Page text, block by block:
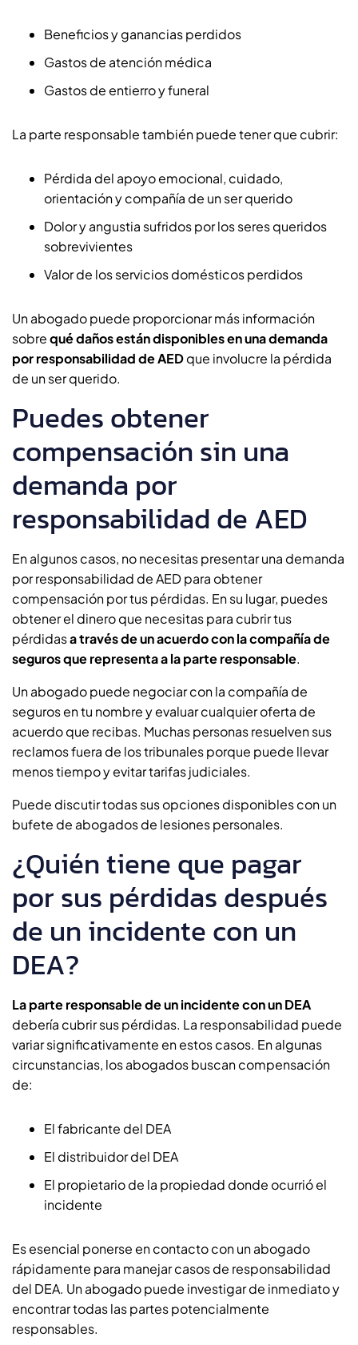
Beneficios y ganancias perdidos
Gastos de atención médica
Gastos de entierro y funeral
La parte responsable también puede tener que cubrir:
Pérdida del apoyo emocional, cuidado,
orientación y compañía de un ser querido
Dolor y angustia sufridos por los seres queridos
sobrevivientes
Valor de los servicios domésticos perdidos
Un abogado puede proporcionar más información
sobrequé daños están disponibles en una demanda
por responsabilidad de AEDque involucre la pérdida
de un ser querido.
Puedes obtener
compensación sin una
demanda por
responsabilidad de AED
En algunos casos, no necesitas presentar una demanda
por responsabilidad de AED para obtener
compensación por tus pérdidas. En su lugar, puedes
obtener el dinero que necesitas para cubrir tus
pérdidasa través de un acuerdo con la compañía de
seguros que representa a la parte responsable.
Un abogado puede negociar con la compañía de
seguros en tu nombre y evaluar cualquier oferta de
acuerdo que recibas. Muchas personas resuelven sus
reclamos fuera de los tribunales porque puede llevar
menos tiempo y evitar tarifas judiciales.
Puede discutir todas sus opciones disponibles con un
bufete de abogados de lesiones personales.
¿Quién tiene que pagar
por sus pérdidas después
de un incidente con un
DEA?
La parte responsable de un incidente con un DEA
debería cubrir sus pérdidas. La responsabilidad puede
variar significativamente en estos casos. En algunas
circunstancias, los abogados buscan compensación
de:
El fabricante del DEA
El distribuidor del DEA
El propietario de la propiedad donde ocurrió el
incidente
Es esencial ponerse en contacto con un abogado
rápidamente para manejar casos de responsabilidad
del DEA. Un abogado puede investigar de inmediato y
encontrar todas las partes potencialmente
responsables.